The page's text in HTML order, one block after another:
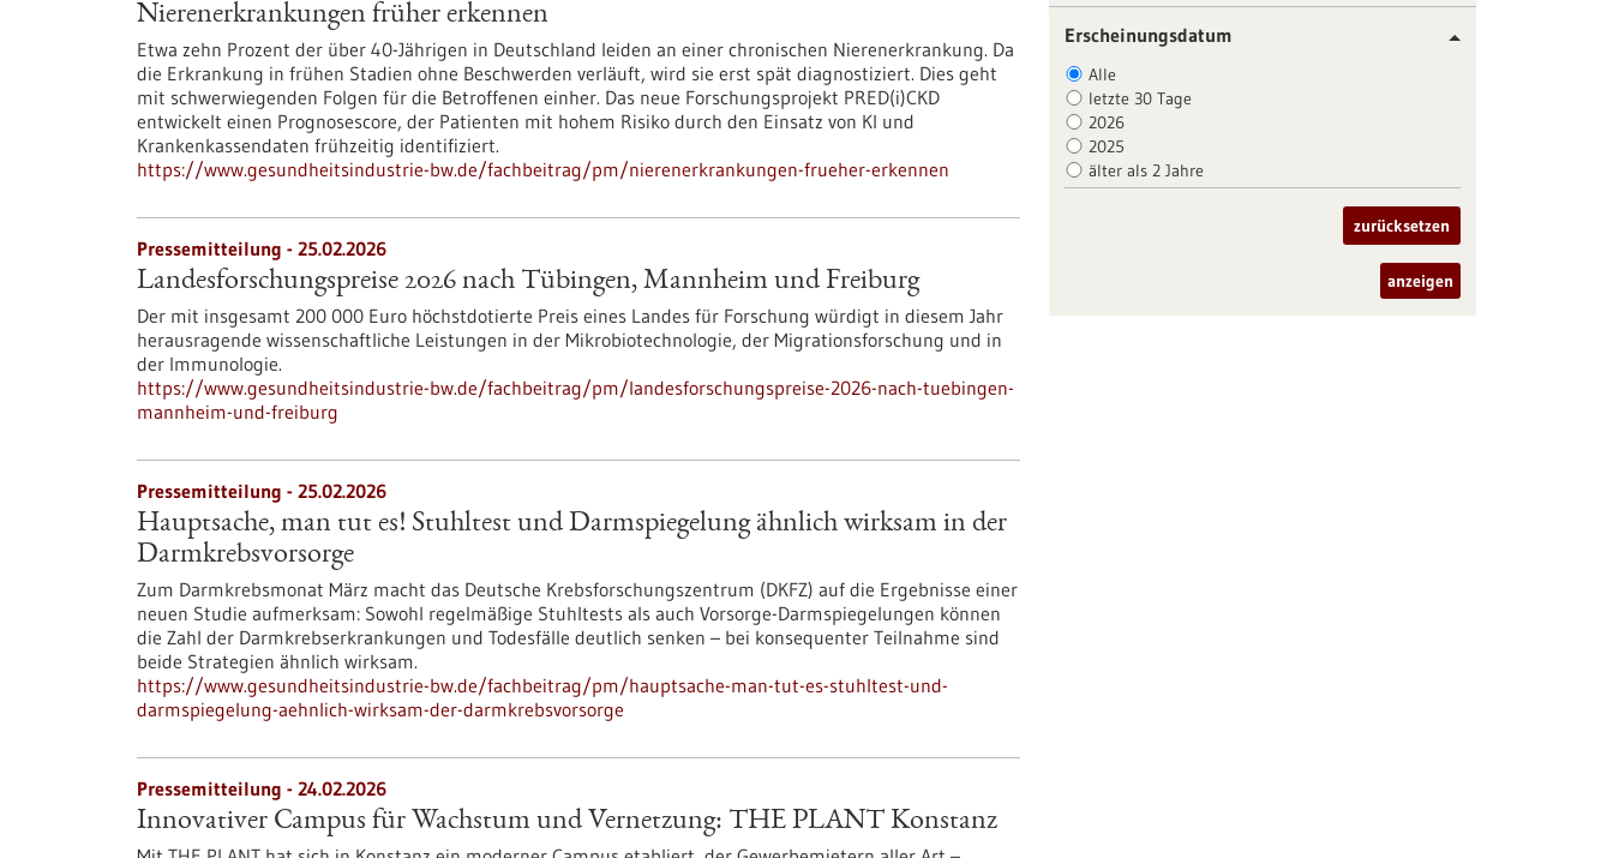
Nierenerkrankungen früher erkennen
Etwa zehn Prozent der über 40-Jährigen in Deutschland leiden an einer chronischen Nierenerkrankung. Da
die Erkrankung in frühen Stadien ohne Beschwerden verläuft, wird sie erst spät diagnostiziert. Dies geht
mit schwerwiegenden Folgen für die Betroffenen einher. Das neue Forschungsprojekt PRED(i)CKD
entwickelt einen Prognosescore, der Patienten mit hohem Risiko durch den Einsatz von KI und
Krankenkassendaten frühzeitig identifiziert.
https://www.gesundheitsindustrie-bw.de/fachbeitrag/pm/nierenerkrankungen-frueher-erkennen
Pressemitteilung - 25.02.2026
Landesforschungspreise 2026 nach Tübingen, Mannheim und Freiburg
Der mit insgesamt 200 000 Euro höchstdotierte Preis eines Landes für Forschung würdigt in diesem Jahr
herausragende wissenschaftliche Leistungen in der Mikrobiotechnologie, der Migrationsforschung und in
der Immunologie.
https://www.gesundheitsindustrie-bw.de/fachbeitrag/pm/landesforschungspreise-2026-nach-tuebingen-
mannheim-und-freiburg
Pressemitteilung - 25.02.2026
Hauptsache, man tut es! Stuhltest und Darmspiegelung ähnlich wirksam in der
Darmkrebsvorsorge
Zum Darmkrebsmonat März macht das Deutsche Krebsforschungszentrum (DKFZ) auf die Ergebnisse einer
neuen Studie aufmerksam: Sowohl regelmäßige Stuhltests als auch Vorsorge-Darmspiegelungen können
die Zahl der Darmkrebserkrankungen und Todesfälle deutlich senken – bei konsequenter Teilnahme sind
beide Strategien ähnlich wirksam.
https://www.gesundheitsindustrie-bw.de/fachbeitrag/pm/hauptsache-man-tut-es-stuhltest-und-
darmspiegelung-aehnlich-wirksam-der-darmkrebsvorsorge
Pressemitteilung - 24.02.2026
Innovativer Campus für Wachstum und Vernetzung: THE PLANT Konstanz
Erscheinungsdatum
Alle
letzte 30 Tage
2026
2025
älter als 2 Jahre
zurücksetzen
anzeigen